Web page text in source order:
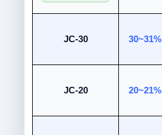
JC-30 30~31%
JC-20 20~21%